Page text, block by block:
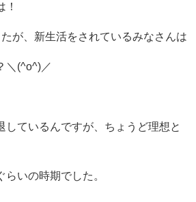
！
が、新生活をされているみなさんは
＼(^o^)／
しているんですが、ちょうど理想と
いの時期でした。